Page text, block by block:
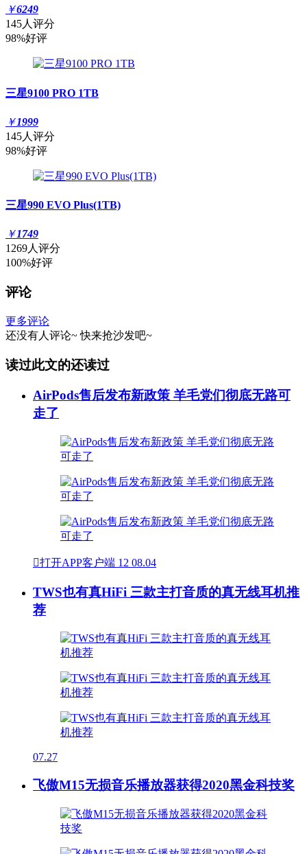
￥6249
145人评分
98%好评
三星9100 PRO 1TB
￥1999
145人评分
98%好评
三星990 EVO Plus(1TB)
￥1749
1269人评分
100%好评
评论
更多评论
还没有人评论~ 快来抢沙发吧~
读过此文的还读过
AirPods售后发布新政策 羊毛党们彻底无路可
走了
打开APP客户端 12 08.04
TWS也有真HiFi 三款主打音质的真无线耳机推
荐
07.27
飞傲M15无损音乐播放器获得2020黑金科技奖